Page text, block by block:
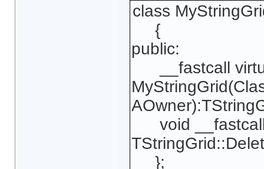
class
{
public:
__fastcall
void __fastcall
};